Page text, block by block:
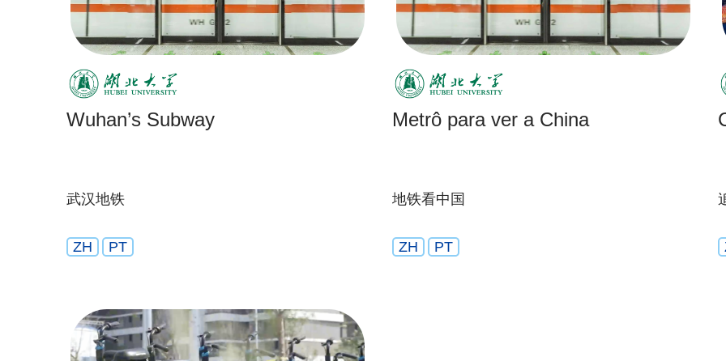
Wuhan’s Subway
武汉地铁
ZH PT
Metrô para ver a China
地铁看中国
ZH PT